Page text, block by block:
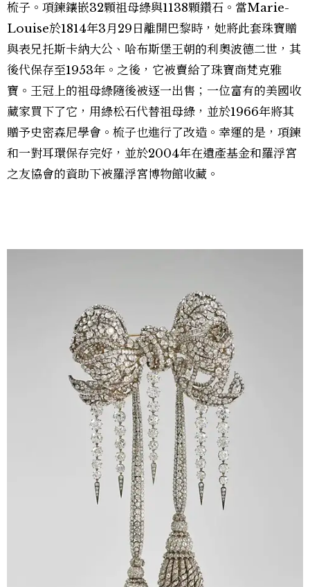
梳子。 項鍊鑲嵌32顆祖母綠與1138顆鑽石。 當Marie-
Louise於1814年3月29日離開巴黎時，她將此套珠寶贈
與表兄托斯卡納大公、哈布斯堡王朝的利奧波德二世，其
後代保存至1953年。之後，它被賣給了珠寶商梵克雅
寶。王冠上的祖母綠隨後被逐一出售；一位富有的美國收
藏家買下了它，用綠松石代替祖母綠，並於1966年將其
贈予史密森尼學會。梳子也進行了改造。幸運的是，項鍊
和一對耳環保存完好，並於2004年在遺產基金和羅浮宮
之友協會的資助下被羅浮宮博物館收藏。